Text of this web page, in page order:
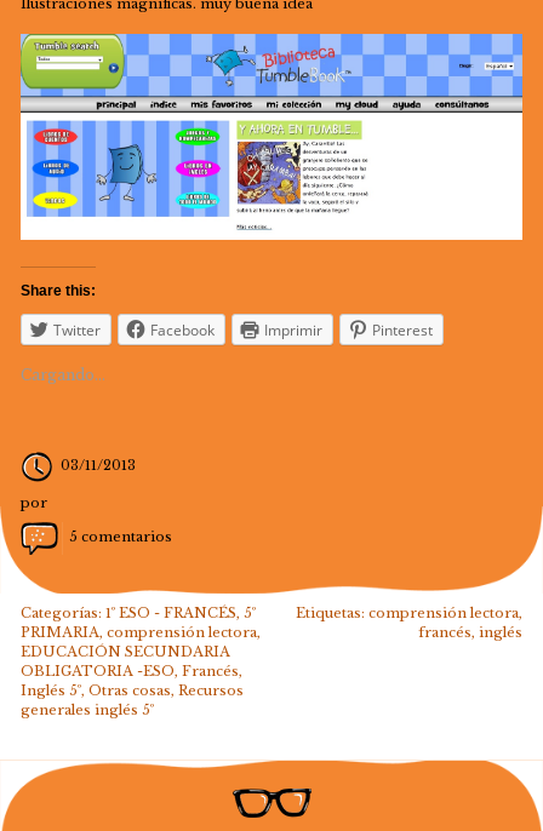
Ilustraciones magníficas. muy buena idea
Share this:
Twitter Facebook Imprimir Pinterest
Cargando...
03/11/2013
por
5 comentarios
Categorías: 1º ESO - FRANCÉS, 5º
PRIMARIA, comprensión lectora,
EDUCACIÓN SECUNDARIA
OBLIGATORIA -ESO, Francés,
Inglés 5º, Otras cosas, Recursos
generales inglés 5º
Etiquetas:comprensión lectora,
francés,inglés